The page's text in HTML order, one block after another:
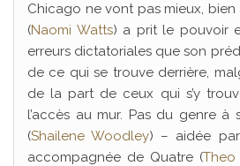
Chicago ne vont pas mieux, bien
(Naomi Watts) a prit le pouvoir
erreurs dictatoriales que son
de ce qui se trouve derrière,
de la part de ceux qui s’y
l’accès au mur. Pas du genre à
(Shailene Woodley) – aidée
accompagnée de Quatre (Theo